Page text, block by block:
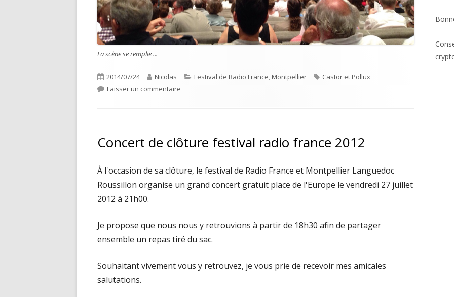
La scène se remplie ...
Publié
le
2014/07/24 Auteur
Nicolas Catégories
Festival de Radio France,Montpellier Étiquettes
Castor et Pollux
Laisser un commentaire
Concert de clôture festival radio france 2012
À l'occasion de sa clôture, le festival de Radio France et Montpellier Languedoc
Roussillon organise un grand concert gratuit place de l'Europe le vendredi 27 juillet
2012 à 21h00.
Je propose que nous nous y retrouvions à partir de 18h30 afin de partager
ensemble un repas tiré du sac.
Souhaitant vivement vous y retrouvez, je vous prie de recevoir mes amicales
salutations.